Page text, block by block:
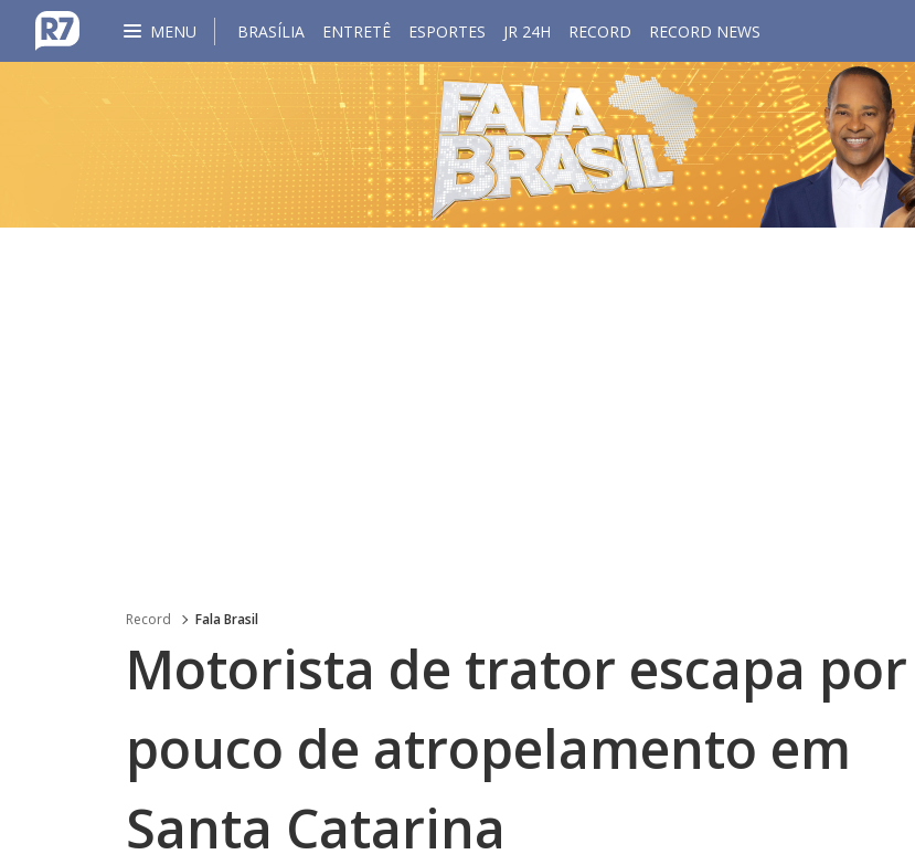
MENU BRASÍLIA ENTRETÊ ESPORTES JR 24H RECORD RECORD NEWS
Record Fala Brasil
Motorista de trator escapa por
pouco de atropelamento em
Santa Catarina